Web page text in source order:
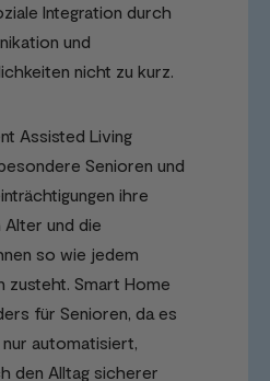
Integration durch
und
nicht zu kurz.
Assisted Living
Senioren und
ihre
Alter und die
so wie jedem
zusteht. Smart Home
für Senioren, da es
automatisiert,
den Alltag sicherer